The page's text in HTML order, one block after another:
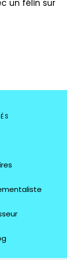
un félin sur